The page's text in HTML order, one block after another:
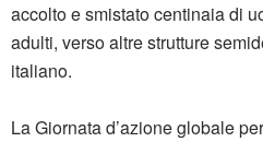
accolto e smistato centinaia di
adulti, verso altre strutture
italiano.
La Giornata d’azione globale